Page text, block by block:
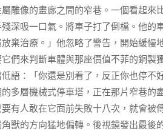
雕像的畫廊之間的窄巷。一個看起來
深吸一口氣。將車子打了倒檔。他
棄治療。」他忽略了警告，開始緩
們來判斷車體與那座價值不菲的銅製
語：「你還是別看了，反正你也停不
多層機械式停車塔，正在那片窄巷的
有人敢在它面前失敗十八次，就會
獸的方向猛地偏轉。後視鏡發出最